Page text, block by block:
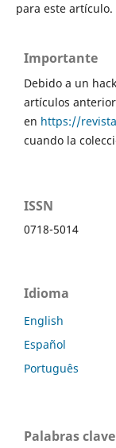
para este artículo.
Importante
Debido a un
artículos
en https://
cuando la
ISSN
0718-5014
Idioma
English
Español
Português
Palabras clave